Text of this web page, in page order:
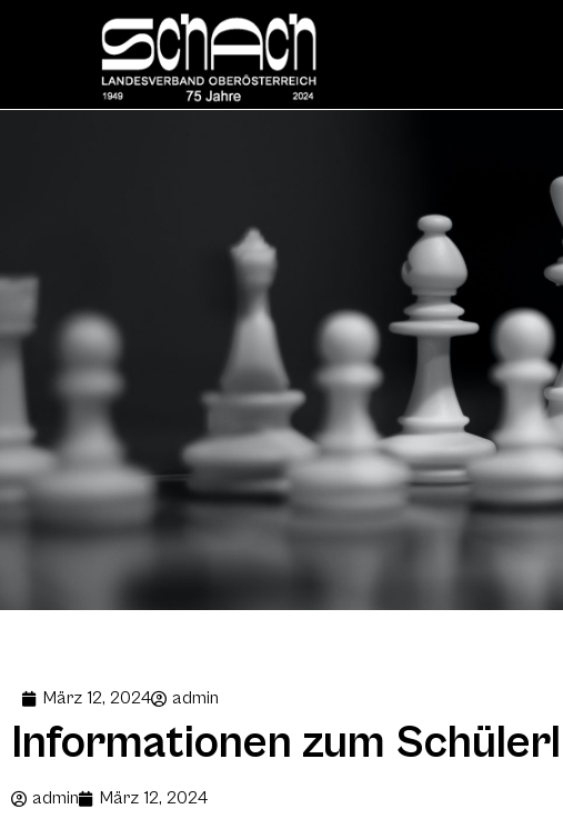
März 12, 2024 admin
Informationen zum
admin März 12, 2024